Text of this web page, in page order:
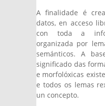
A finalidade é
datos, en acceso
con toda a
organizada por
semánticos. A
significado das
e morfolóxicas
e todos os lemas
un concepto.